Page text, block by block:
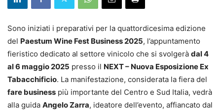
Sono iniziati i preparativi per la quattordicesima edizione
del Paestum Wine Fest Business 2025, l’appuntamento
fieristico dedicato al settore vinicolo che si svolgerà dal 4
al 6 maggio 2025 presso il NEXT – Nuova Esposizione Ex
Tabacchificio. La manifestazione, considerata la fiera del
fare business più importante del Centro e Sud Italia, vedrà
alla guida Angelo Zarra, ideatore dell’evento, affiancato dal